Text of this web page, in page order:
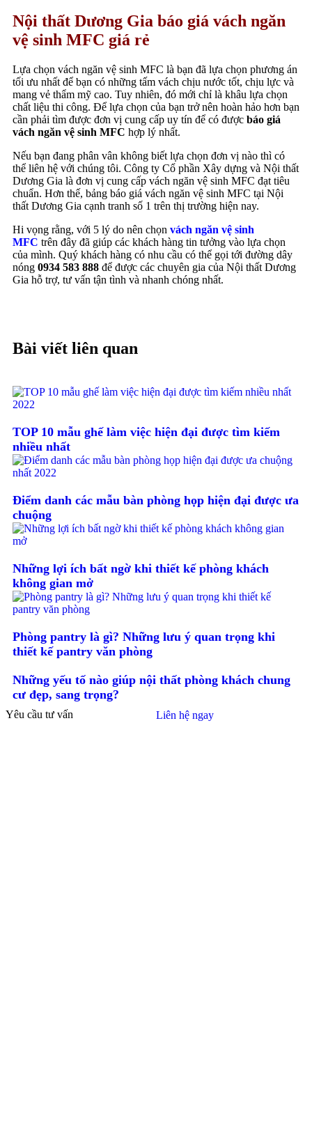
Nội thất Dương Gia báo giá vách ngăn
vệ sinh MFC giá rẻ
Lựa chọn vách ngăn vệ sinh MFC là bạn đã lựa chọn phương án
tối ưu nhất để bạn có những tấm vách chịu nước tốt, chịu lực và
mang vẻ thẩm mỹ cao. Tuy nhiên, đó mới chỉ là khâu lựa chọn
chất liệu thi công. Để lựa chọn của bạn trở nên hoàn hảo hơn bạn
cần phải tìm được đơn vị cung cấp uy tín để có được báo giá
vách ngăn vệ sinh MFC hợp lý nhất.
Nếu bạn đang phân vân không biết lựa chọn đơn vị nào thì có
thể liên hệ với chúng tôi. Công ty Cổ phần Xây dựng và Nội thất
Dương Gia là đơn vị cung cấp vách ngăn vệ sinh MFC đạt tiêu
chuẩn. Hơn thế, bảng báo giá vách ngăn vệ sinh MFC tại Nội
thất Dương Gia cạnh tranh số 1 trên thị trường hiện nay.
Hi vọng rằng, với 5 lý do nên chọn vách ngăn vệ sinh
MFC trên đây đã giúp các khách hàng tin tưởng vào lựa chọn
của mình. Quý khách hàng có nhu cầu có thể gọi tới đường dây
nóng 0934 583 888 để được các chuyên gia của Nội thất Dương
Gia hỗ trợ, tư vấn tận tình và nhanh chóng nhất.
Bài viết liên quan
TOP 10 mẫu ghế làm việc hiện đại được tìm kiếm
nhiều nhất
Điểm danh các mẫu bàn phòng họp hiện đại được ưa
chuộng
Những lợi ích bất ngờ khi thiết kế phòng khách
không gian mở
Phòng pantry là gì? Những lưu ý quan trọng khi
thiết kế pantry văn phòng
Những yếu tố nào giúp nội thất phòng khách chung
cư đẹp, sang trọng?
Yêu cầu tư vấn Liên hệ ngay